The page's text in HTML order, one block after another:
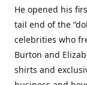
He opened his
tail end of the
celebrities who
Burton and
shirts and